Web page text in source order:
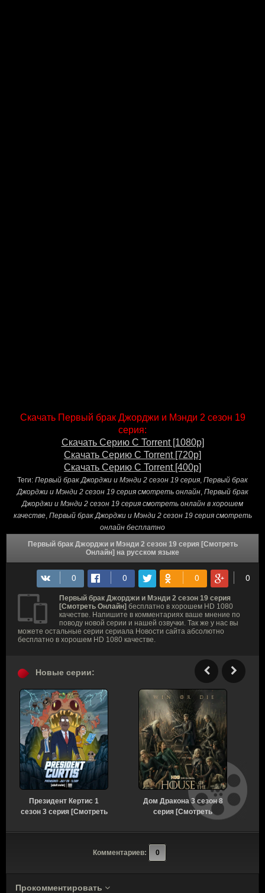
Скачать Первый брак Джорджи и Мэнди 2 сезон 19
серия:
Скачать Серию С Torrent [1080p]
Скачать Серию С Torrent [720p]
Скачать Серию С Torrent [400p]
Теги: Первый брак Джорджи и Мэнди 2 сезон 19 серия Первый брак
Джорджи и Мэнди 2 сезон 19 серия смотреть онлайн, Первый брак
Джорджи и Мэнди 2 сезон 19 серия смотреть онлайн в хорошем
качестве, Первый брак Джорджи и Мэнди 2 сезон 19 серия смотреть
онлайн бесплатно
Первый брак Джорджи и Мэнди 2 сезон 19 серия [Смотреть
Онлайн] на русском языке
Первый брак Джорджи и Мэнди 2 сезон 19 серия
[Смотреть Онлайн] бесплатно в хорошем HD 1080
качестве. Напишите в комментариях ваше мнение по
поводу новой серии и нашей озвучки. Так же у нас вы
можете остальные серии сериала Новости сайта абсолютно
бесплатно в хорошем HD 1080 качестве.
Новые серии:
Президент Кертис 1
сезон 3 серия [Смотреть
Дом Дракона 3 сезон 8
серия [Смотреть
Комментариев: 0
Прокомментировать